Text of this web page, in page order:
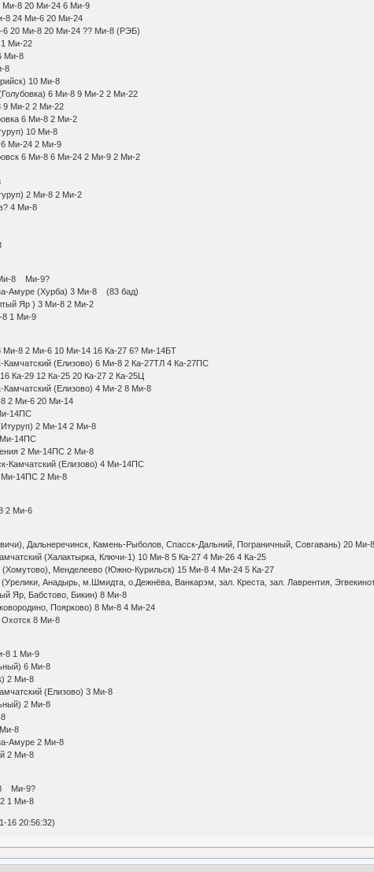
30 Ми-8 20 Ми-24 6 Ми-9
Ми-8 24 Ми-6 20 Ми-24
6 20 Ми-8 20 Ми-24 ?? Ми-8 (РЭБ)
Ми-8 1 Ми-22
6 Ми-8
10 Ми-8
(Уссурийск) 10 Ми-8
(Голубовка) 6 Ми-8 9 Ми-2 2 Ми-22
8 9 Ми-2 2 Ми-22
6 Ми-8 2 Ми-2
(Итуруп) 10 Ми-8
8 6 Ми-24 2 Ми-9
6 Ми-8 6 Ми-24 2 Ми-9 2 Ми-2
8
4 Ми-8
(Итуруп) 2 Ми-8 2 Ми-2
4 Ми-8
9 Ми-8
10 Ми-8 Ми-9?
на-Амуре (Хурба) 3 Ми-8 (83 бад)
(Жёлтый Яр ) 3 Ми-8 2 Ми-2
5 Ми-8 1 Ми-9
Ми-8 2 Ми-6 10 Ми-14 16 Ка-27 6? Ми-14БТ
Камчатский (Елизово) 6 Ми-8 2 Ка-27ТЛ 4 Ка-27ПС
16 Ка-29 12 Ка-25 20 Ка-27 2 Ка-25Ц
Камчатский (Елизово) 4 Ми-2 8 Ми-8
Ми-8 2 Ми-6 20 Ми-14
3 Ми-14ПС
(Итуруп) 2 Ми-14 2 Ми-8
3 Ми-14ПС
2 Ми-14ПС 2 Ми-8
Камчатский (Елизово) 4 Ми-14ПС
2 Ми-14ПС 2 Ми-8
3 Ми-8 2 Ми-6
Дальнеречинск, Камень-Рыболов, Спасск-Дальний, Пограничный,
(Халактырка, Ключи-1) 10 Ми-8 5 Ка-27 4 Ми-26 4 Ка-25
(Хомутово), Менделеево (Южно-Курильск) 15 Ми-8 4 Ми-24 5 Ка-27
(Урелики, Анадырь, м.Шмидта, о.Дежнёва, Ванкарэм, зал. Креста, зал. Лаврентия,
Яр, Бабстово, Бикин) 8 Ми-8
(Сковородино, Поярково) 8 Ми-8 4 Ми-24
Охотск 8 Ми-8
5 Ми-8 1 Ми-9
(Угольный) 6 Ми-8
2 Ми-8
Камчатский (Елизово) 3 Ми-8
(Угольный) 2 Ми-8
2 Ми-8
2 Ми-8
на-Амуре 2 Ми-8
2 Ми-8
Ми-8 Ми-9?
1 Ми-8
16 20:56:32)